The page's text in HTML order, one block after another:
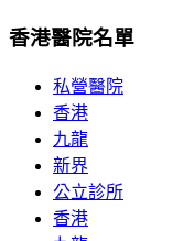
香港醫院名單
私營醫院
香港
九龍
新界
公立診所
香港